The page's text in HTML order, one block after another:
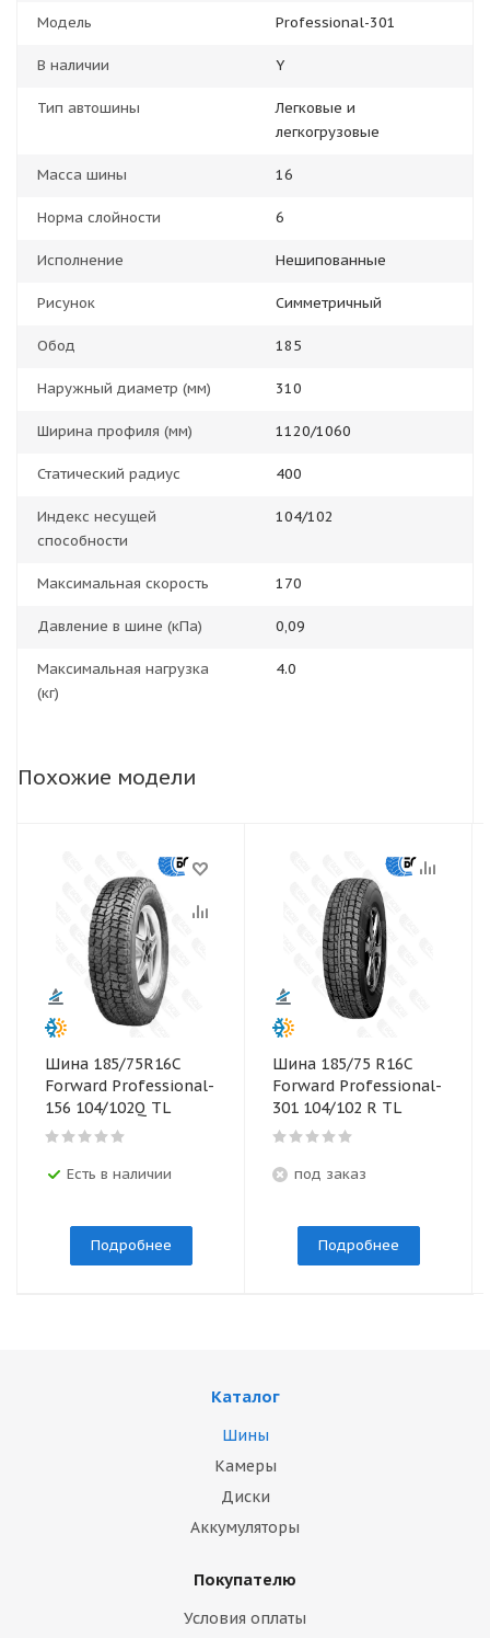
Модель Professional-301
В наличии Y
Тип автошины
Легковые и
легкогрузовые
Масса шины 16
Норма слойности 6
Исполнение Нешипованные
Рисунок Симметричный
Обод 185
Наружный диаметр (мм) 310
Ширина профиля (мм) 1120/1060
Статический радиус 400
Индекс несущей
способности
104/102
Максимальная скорость 170
Давление в шине (кПа) 0,09
Максимальная нагрузка
(кг)
4.0
Похожие модели
Шина 185/75R16С
Forward Professional-
156 104/102Q TL
Есть в наличии
Подробнее
Шина 185/75 R16С
Forward Professional-
301 104/102 R TL
под заказ
Подробнее
Каталог
Шины
Камеры
Диски
Аккумуляторы
Покупателю
Условия оплаты